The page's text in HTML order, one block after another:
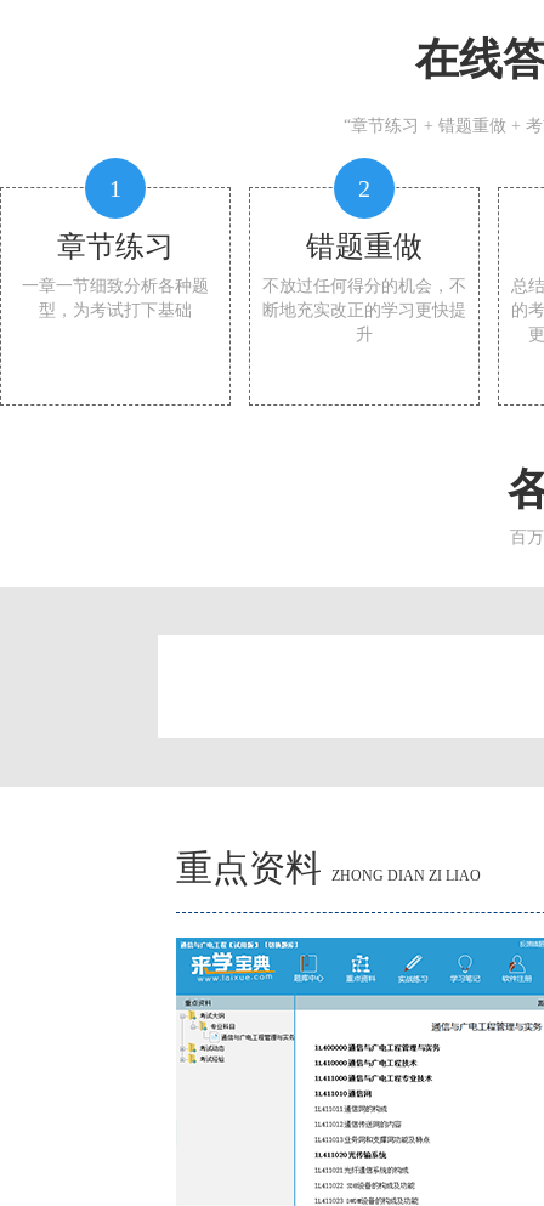
在线
“章节练习 + 错题重做 +
1
章节练习
一章一节细致分析各种题
型，为考试打下基础
2
错题重做
不放过任何得分的机会，不
断地充实改正的学习更快提
升
总
的
百
重点资料 ZHONG DIAN ZI LIAO